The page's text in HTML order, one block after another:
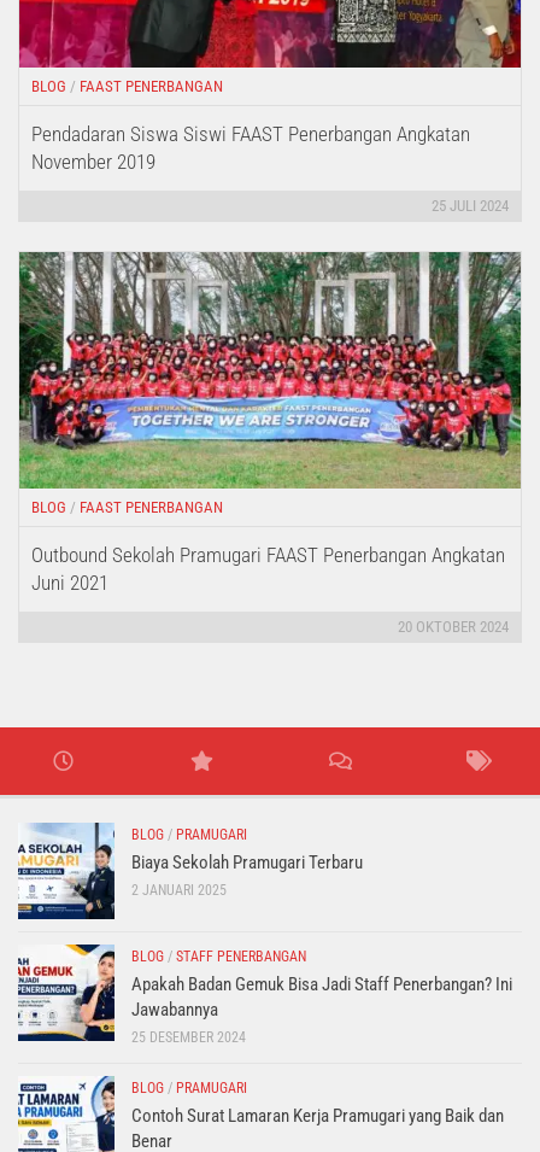
BLOG / FAAST PENERBANGAN
Pendadaran Siswa Siswi FAAST Penerbangan Angkatan
November 2019
25 JULI 2024
BLOG / FAAST PENERBANGAN
Outbound Sekolah Pramugari FAAST Penerbangan Angkatan
Juni 2021
20 OKTOBER 2024
BLOG / PRAMUGARI
Biaya Sekolah Pramugari Terbaru
2 JANUARI 2025
BLOG / STAFF PENERBANGAN
Apakah Badan Gemuk Bisa Jadi Staff Penerbangan? Ini
Jawabannya
25 DESEMBER 2024
BLOG / PRAMUGARI
Contoh Surat Lamaran Kerja Pramugari yang Baik dan
Benar